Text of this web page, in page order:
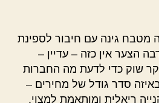
מטבח גינה עם חיבור לספינת
הצער אין כזה – עדיין –
שוק כדי לדעת מה החברות
סדר גודל של מחירים –
ריאלית ומותאמת למצוי.